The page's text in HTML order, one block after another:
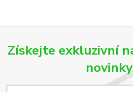
Získejte exkluzivní